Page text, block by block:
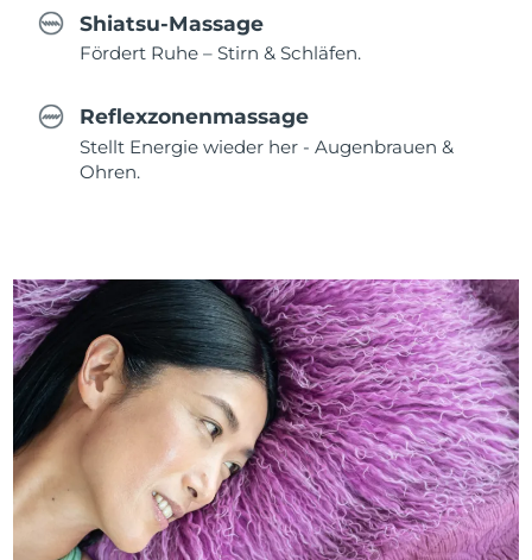
Shiatsu-Massage
Fördert Ruhe – Stirn & Schläfen.
Reflexzonenmassage
Stellt Energie wieder her - Augenbrauen &
Ohren.